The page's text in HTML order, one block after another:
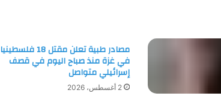
مصادر طبية تعلن مقتل 18 فلسطينيا
في غزة منذ صباح اليوم في قصف
إسرائيلي متواصل
2 أغسطس، 2026